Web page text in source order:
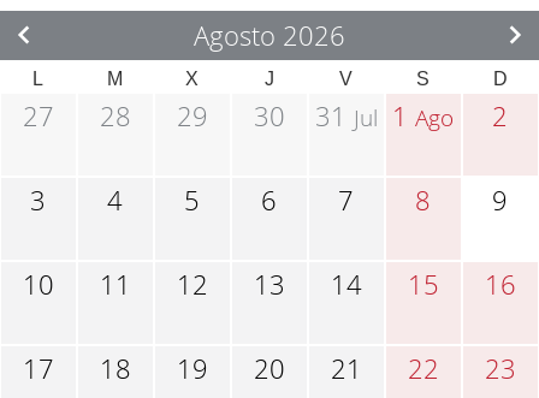
Agosto 2026
L M X J V S D
27 28 29 30 31 Jul 1Ago 2
3 4 5 6 7 8 9
10 11 12 13 14 15 16
17 18 19 20 21 22 23